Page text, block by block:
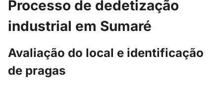
Processo de dedetização
industrial em Sumaré
Avaliação do local e identificação
de pragas